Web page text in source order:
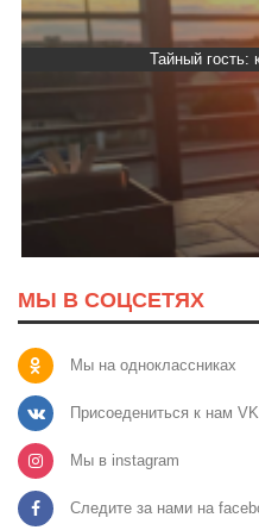
Тайный гость:
МЫ В СОЦСЕТЯХ
Мы на одноклассниках
Присоедениться к нам VK
Мы в instagram
Следите за нами на